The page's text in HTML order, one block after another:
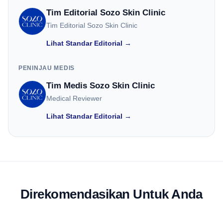
Tim Editorial Sozo Skin Clinic
Tim Editorial Sozo Skin Clinic
Lihat Standar Editorial →
PENINJAU MEDIS
Tim Medis Sozo Skin Clinic
Medical Reviewer
Lihat Standar Editorial →
Direkomendasikan Untuk Anda